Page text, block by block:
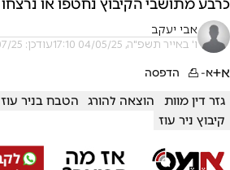
כרבע מתושבי הקיבוץ נחטפו או נרצחו
אבי יעקב
ו' באייר תשפ"ה, 04/05/25 17:10 עודכן: 10/07/25 15:41
א+א- הדפסה
גזר דין מוות הוצאה להורג הטבח בניר עוז
קיבוץ ניר עוז